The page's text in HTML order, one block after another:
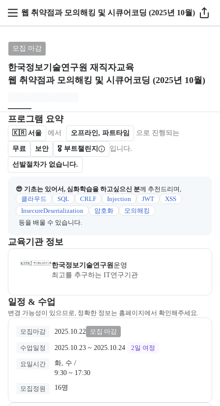
웹 취약점과 모의해킹 및 시큐어코딩 (2025년 10월)
모집 마감
한국정보기술연구원 재직자교육
웹 취약점과 모의해킹 및 시큐어코딩 (2025년 10월)
브랜드: 한국정보기술연구원 재직자교육, 과정명: 웹
모집개요
프로그램 요약
캠프를 운영하거나 참여하는 회사 정보를 카드 형태로 제공한다.
🇰🇷 서울 에서 오프라인, 파트타임 으로 진행되는
무료 보안 🎖️ 부트챌린지 입니다.
선발절차가 없습니다.
😎 기초는 있어서, 심화학습을 하고싶으신 분께 추천드리며,
클라우드
SQL CRLF Injection JWT
XSS
InsecureDeserialization
암호화
모의해킹
등을 배울 수 있습니다.
이 섹션에서는 부트캠프를 운영하거나 주관하는 회사의 정보를 카드
교육기관 정보
한국정보기술연구원은(는) 본 부트캠프의
한국정보기술연구원 운영
최고를 추구하는 IT연구기관
일정 & 수업
변경 가능성이 있으므로, 정확한 정보는 홈페이지에서 확인해주세요.
교육과정 일정과 모집 상태에 따른 안내를 제공한다.
모집마감 2025.10.22 모집 마감
수업일정 2025.10.23 ~ 2025.10.24 2일 여정
요일시간
화, 수 /
9:30 ~ 17:30
모집정원 16명